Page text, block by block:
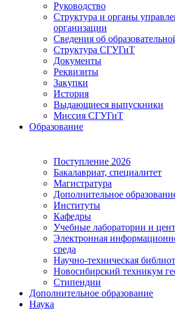
Руководство
Структура и органы
организации
Сведения об
Структура СГУГиТ
Документы
Реквизиты
Закупки
История
Выдающиеся выпускники
Миссия СГУГиТ
Образование
Поступление 2026
Бакалавриат, специалитет
Магистратура
Дополнительное
Институты
Кафедры
Учебные лаборатории и
Электронная
среда
Научно-техническая
Новосибирский техникум
Стипендии
Дополнительное образование
Наука